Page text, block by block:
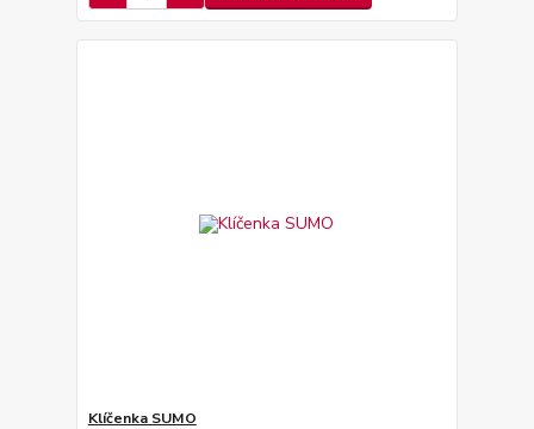
Klíčenka SUMO